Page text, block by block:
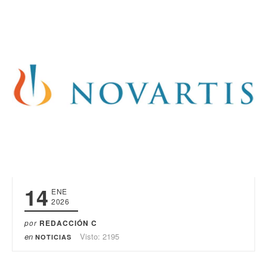
14 ENE
2026
por REDACCIÓN C
en NOTICIAS Visto: 2195